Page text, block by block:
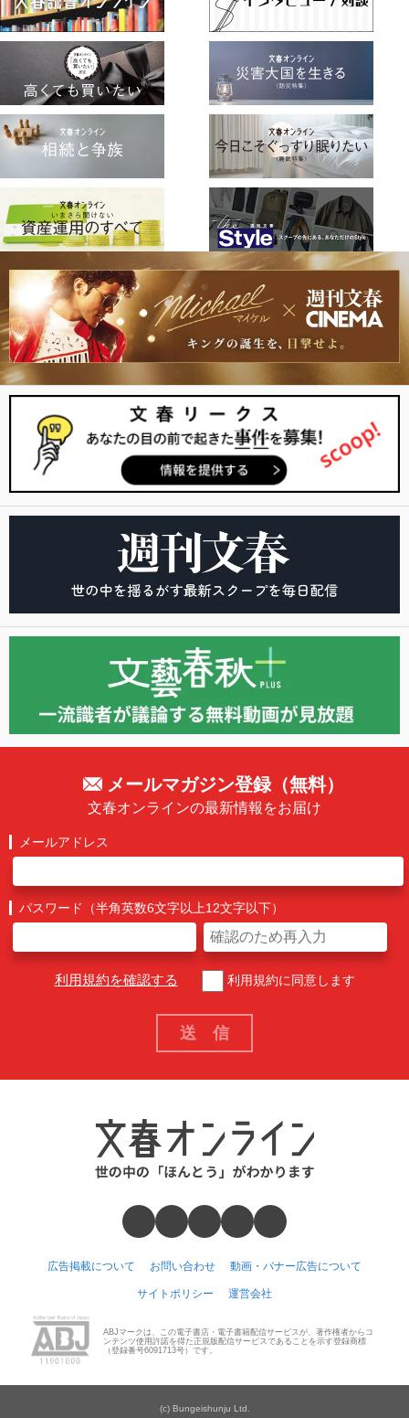
メールマガジン登録（無料）
文春オンラインの最新情報をお届け
メールアドレス
パスワード（半角英数6文字以上12文字以下）
利用規約を確認する 利用規約に同意します
広告掲載について お問い合わせ 動画・バナー広告について
サイトポリシー 運営会社
ABJマークは、この電子書店・電子書籍配信サービスが、著作権者からコ
ンテンツ使用許諾を得た正規版配信サービスであることを示す登録商標
（登録番号6091713号）です。
(c) Bungeishunju Ltd.